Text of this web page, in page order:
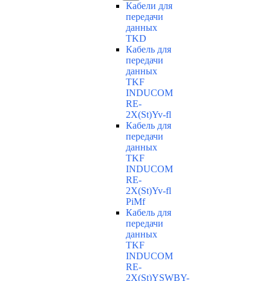
Кабели для
передачи
данных
TKD
Кабель для
передачи
данных
TKF
INDUCOM
RE-
2X(St)Yv-fl
Кабель для
передачи
данных
TKF
INDUCOM
RE-
2X(St)Yv-fl
PiMf
Кабель для
передачи
данных
TKF
INDUCOM
RE-
2X(St)YSWBY-